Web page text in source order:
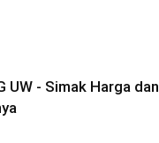
UW - Simak Harga dan